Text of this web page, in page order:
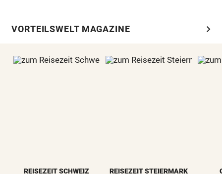
VORTEILSWELT MAGAZINE chevron_right
REISEZEIT SCHWEIZ REISEZEIT STEIERMARK